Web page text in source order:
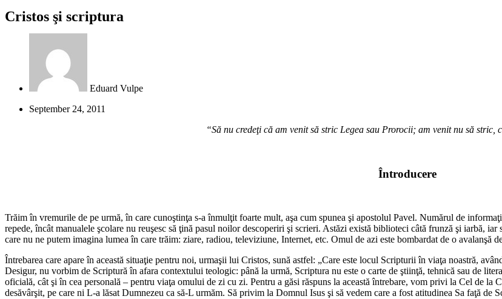
Cristos şi scriptura
Eduard Vulpe
September 24, 2011
“Să nu credeţi că am venit să stric Legea sau Prorocii; am venit nu să stric,
Întroducere
Trăim în vremurile de pe urmă, în care cunoştinţa s-a înmulţit foarte mult, aşa cum spunea şi apostolul Pavel. Numărul de
repede, încât manualele şcolare nu reuşesc să ţină pasul noilor descoperiri şi scrieri. Astăzi există biblioteci câtă frunză şi iarbă,
care nu ne putem imagina lumea în care trăim: ziare, radiou, televiziune, Internet, etc. Omul de azi este bombardat de o avalanşă
Întrebarea care apare în această situaţie pentru noi, urmaşii lui Cristos, sună astfel: „Care este locul Scripturii în viaţa noastră,
Desigur, nu vorbim de Scriptură în afara contextului teologic: până la urmă, Scriptura nu este o carte de ştiinţă, tehnică sau de
oficială, cât şi în cea personală – pentru viaţa omului de zi cu zi. Pentru a găsi răspuns la această întrebare, vom privi la Cel de la
desăvârşit, pe care ni L-a lăsat Dumnezeu ca să-L urmăm. Să privim la Domnul Isus şi să vedem care a fost atitudinea Sa faţă